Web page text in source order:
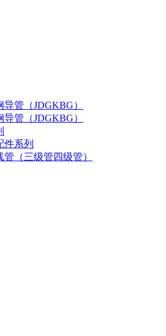
管（JDGKBG）
管（JDGKBG）
件系列
（三级管四级管）